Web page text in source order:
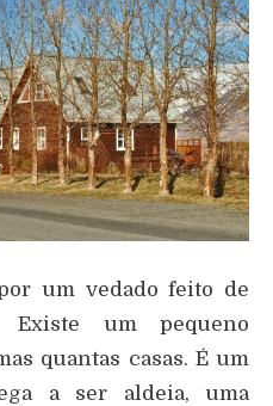
um vedado feito de
Existe um pequeno
quantas casas. É um
a ser aldeia, uma